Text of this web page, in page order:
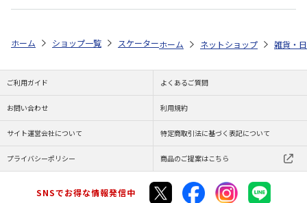
ホーム ショップ一覧 スケーター ビニールバッグ PEANUTS カラー
ホーム ネットショップ 雑貨・
ご利用ガイド よくあるご質問
お問い合わせ 利用規約
サイト運営会社について 特定商取引法に基づく表記について
プライバシーポリシー 商品のご提案はこちら
SNSでお得な情報発信中